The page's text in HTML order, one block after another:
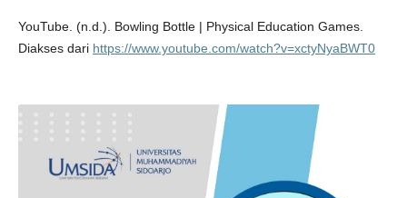
YouTube. (n.d.). Bowling Bottle | Physical Education Games.
Diakses dari https://www.youtube.com/watch?v=xctyNyaBWT0